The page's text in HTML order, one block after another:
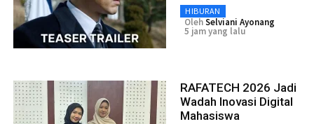
HIBURAN
OlehSelviani Ayonang
5 jam yang lalu
RAFATECH 2026 Jadi
Wadah Inovasi Digital
Mahasiswa